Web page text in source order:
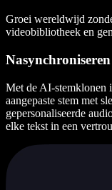
Groei wereldwijd
videobibliotheek en
Met de AI-stemklonen
aangepaste stem met
gepersonaliseerde
elke tekst in een